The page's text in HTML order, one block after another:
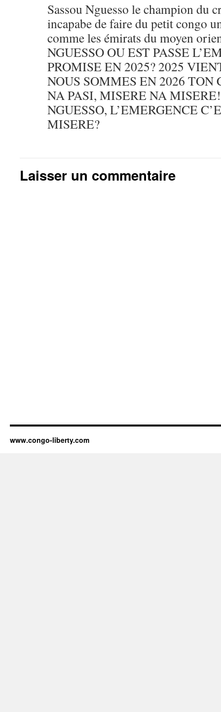
Sassou Nguesso le champion du
incapabe de faire du petit congo
comme les émirats du moyen
NGUESSO OU EST PASSE
PROMISE EN 2025? 2025
NOUS SOMMES EN 2026 TON
NA PASI, MISERE NA
NGUESSO, L’EMERGENCE
MISERE?
Laisser un commentaire
www.congo-liberty.com